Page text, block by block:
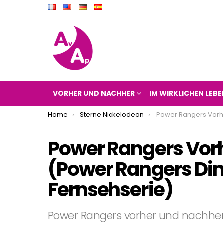
VORHER UND NACHHER IM WIRKLICHEN
You are here:
Home Sterne Nickelodeon Power Rangers Vorher und Nachher 2018
Power Rangers
(Power Rangers
Fernsehserie)
Power Rangers vorher und